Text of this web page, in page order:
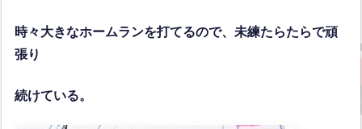
時々大きなホームランを打てるので、未練たらたらで頑
張り
続けている。